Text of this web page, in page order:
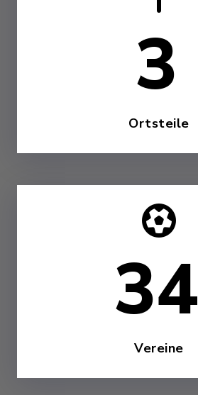
4
Ortsteile
45
Vereine